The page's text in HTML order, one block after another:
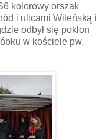
kolorowy orszak
i ulicami Wileńską i
odbył się pokłon
w kościele pw.